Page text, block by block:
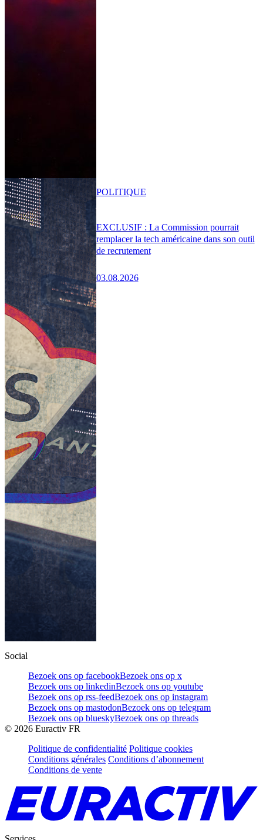
EXCLUSIF : La Commission pourrait
remplacer la tech américaine dans son outil
de recrutement
03.08.2026
POLITIQUE
Social
Bezoek ons op facebookBezoek ons op x
Bezoek ons op linkedinBezoek ons op youtube
Bezoek ons op rss-feedBezoek ons op instagram
Bezoek ons op mastodonBezoek ons op telegram
Bezoek ons op blueskyBezoek ons op threads
© 2026 Euractiv FR
Politique de confidentialité Politique cookies
Conditions générales Conditions d’abonnement
Conditions de vente